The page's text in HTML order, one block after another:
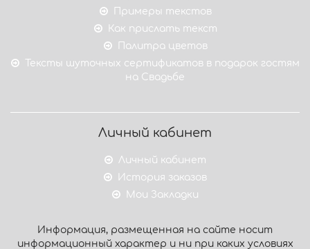
Примеры текстов
Как прислать текст
Палитра цветов
Тексты шуточных сертификатов в подарок гостям
на Свадьбе
Личный кабинет
Личный кабинет
История заказов
Мои Закладки
Информация, размещенная на сайте носит
информационный характер и ни при каких условиях